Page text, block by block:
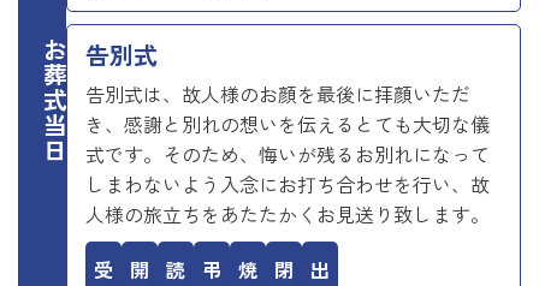
お葬式当日 告別式
告別式は、故人様のお顔を最後に拝顔いただ
き、感謝と別れの想いを伝えるとても大切な儀
式です。そのため、悔いが残るお別れになって
しまわないよう入念にお打ち合わせを行い、故
人様の旅立ちをあたたかくお見送り致します。